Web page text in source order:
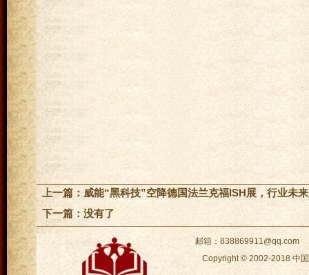
上一篇： 威能“黑科技”空降德国法兰克福ISH展，行业未
下一篇：没有了
邮箱：838869911@qq.com
Copyright © 2002-2018 中